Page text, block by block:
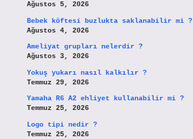
Ağustos 5, 2026
Bebek köftesi buzlukta saklanabilir mi ?
Ağustos 4, 2026
Ameliyat grupları nelerdir ?
Ağustos 3, 2026
Yokuş yukarı nasıl kalkılır ?
Temmuz 29, 2026
Yamaha R6 A2 ehliyet kullanabilir mi ?
Temmuz 25, 2026
Logo tipi nedir ?
Temmuz 25, 2026